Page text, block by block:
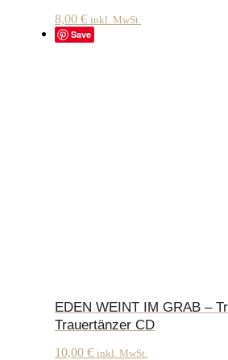
8,00 € inkl. MwSt.
Save
EDEN WEINT IM GRAB –
Trauertänzer CD
10,00 € inkl. MwSt.